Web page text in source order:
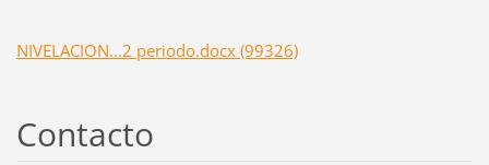
NIVELACION...2 periodo.docx (99326)
Contacto